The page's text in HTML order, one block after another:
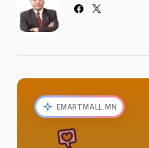
EMARTMALL.MN